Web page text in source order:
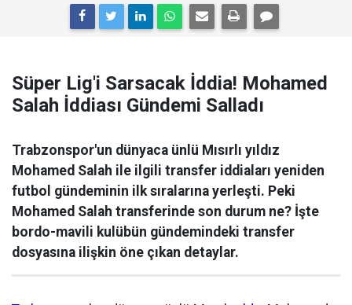
Süper Lig'i Sarsacak İddia! Mohamed
Salah İddiası Gündemi Salladı
Trabzonspor'un dünyaca ünlü Mısırlı yıldız
Mohamed Salah ile ilgili transfer iddiaları yeniden
futbol gündeminin ilk sıralarına yerleşti. Peki
Mohamed Salah transferinde son durum ne? İşte
bordo-mavili kulübün gündemindeki transfer
dosyasına ilişkin öne çıkan detaylar.